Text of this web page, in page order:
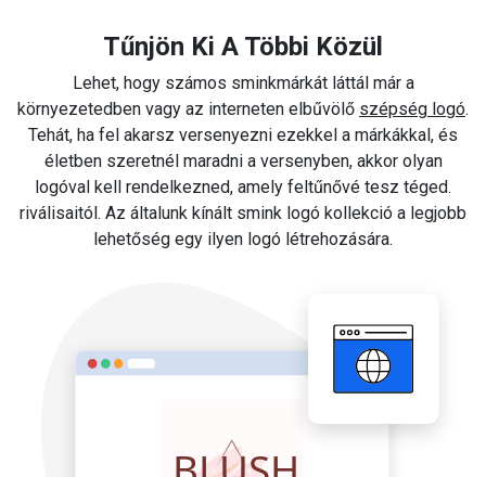
Tűnjön Ki A Többi Közül
Lehet, hogy számos sminkmárkát láttál már a
környezetedben vagy az interneten elbűvölő szépség logó.
Tehát, ha fel akarsz versenyezni ezekkel a márkákkal, és
életben szeretnél maradni a versenyben, akkor olyan
logóval kell rendelkezned, amely feltűnővé tesz téged.
riválisaitól. Az általunk kínált smink logó kollekció a legjobb
lehetőség egy ilyen logó létrehozására.